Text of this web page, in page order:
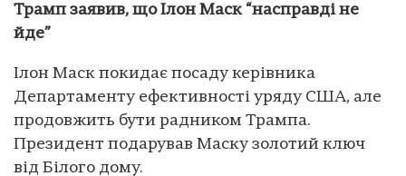
Трамп заявив, що Ілон Маск “насправді не
йде”
Ілон Маск покидає посаду керівника
Департаменту ефективності уряду США, але
продовжить бути радником Трампа.
Президент подарував Маску золотий ключ
від Білого дому.